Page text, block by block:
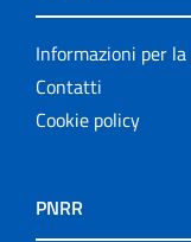
Informazioni per
Contatti
Cookie policy
PNRR